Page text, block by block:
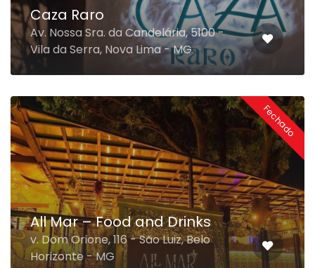
Caza Raro
Av. Nossa Sra. da Candelária, 5100 -
Vila da Serra, Nova Lima - MG
Fechado
All Mar – Food and Drinks
v. Dom Orione, 116 - São Luiz, Belo
Horizonte - MG